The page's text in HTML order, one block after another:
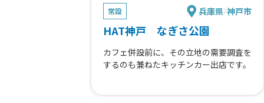
常設 兵庫県 神戸市
HAT神戸 なぎさ公園
カフェ併設前に、その立地の需要調査を
するのも兼ねたキッチンカー出店です。